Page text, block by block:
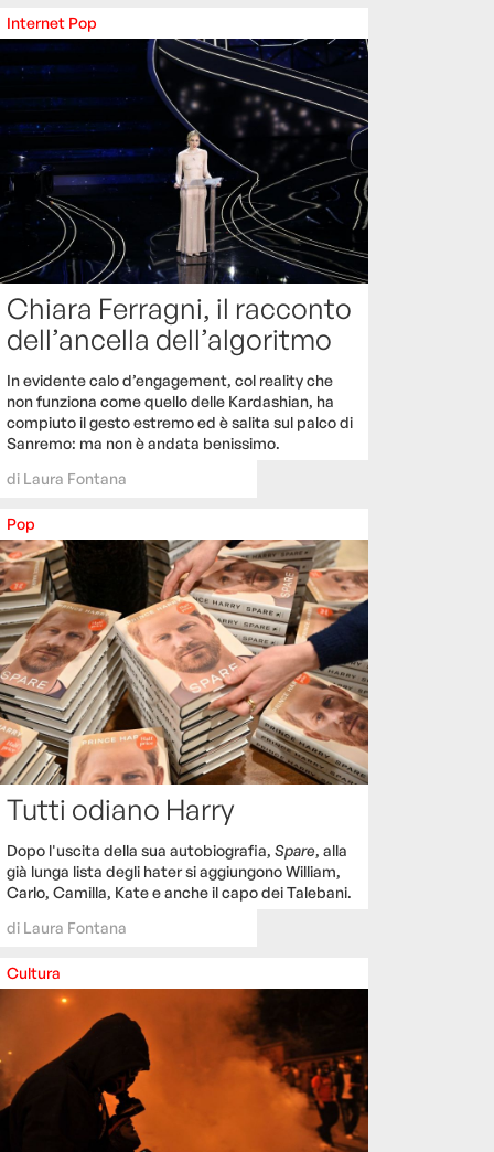
Internet Pop
Chiara Ferragni, il racconto
dell’ancella dell’algoritmo
In evidente calo d’engagement, col reality che
non funziona come quello delle Kardashian, ha
compiuto il gesto estremo ed è salita sul palco di
Sanremo: ma non è andata benissimo.
di Laura Fontana
Pop
Tutti odiano Harry
Dopo l'uscita della sua autobiografia, Spare, alla
già lunga lista degli hater si aggiungono William,
Carlo, Camilla, Kate e anche il capo dei Talebani.
di Laura Fontana
Cultura